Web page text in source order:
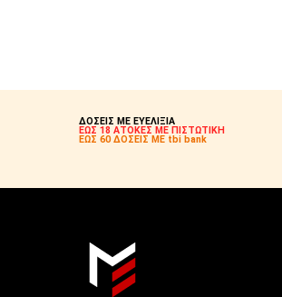
ΔΟΣΕΙΣ ΜΕ ΕΥΕΛΙΞΙΑ
ΕΩΣ 18 ΑΤΟΚΕΣ ΜΕ ΠΙΣΤΩΤΙΚΗ
ΕΩΣ 60 ΔΟΣΕΙΣ ΜΕ tbi bank